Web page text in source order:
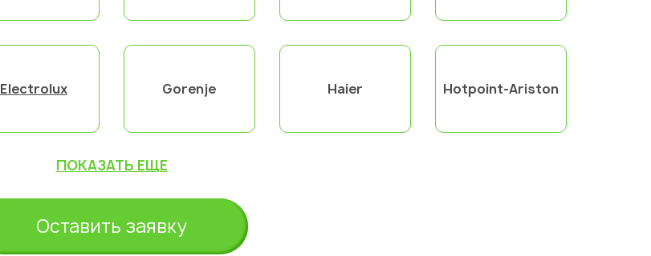
Electrolux Gorenje Haier Hotpoint-Ariston
ПОКАЗАТЬ ЕЩЕ
Оставить заявку